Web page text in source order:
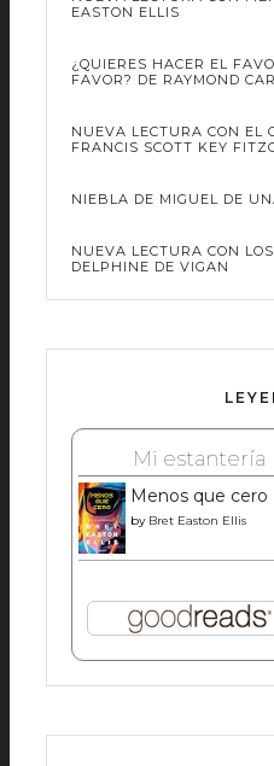
EASTON ELLIS
¿QUIERES HACER EL
FAVOR? DE RAYMOND
NUEVA LECTURA CON EL
FRANCIS SCOTT KEY
NIEBLA DE MIGUEL DE
NUEVA LECTURA CON
DELPHINE DE VIGAN
Mi estantería
Menos que cero
by Bret Easton Ellis